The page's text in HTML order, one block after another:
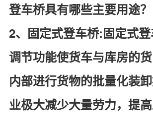
登车桥具有哪些主要用途？
2、固定式登车桥:固定式
调节功能使货车与库房的
内部进行货物的批量化装
业极大减少大量劳力，提